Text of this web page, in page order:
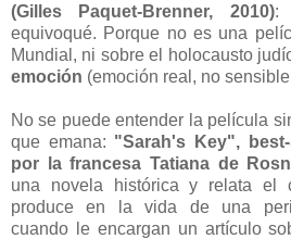
(Gilles Paquet-Brenner, 2010):
equivoqué. Porque no es una
Mundial, ni sobre el holocausto
emoción (emoción real, no
No se puede entender la película
que emana: "Sarah's Key",
por la francesa Tatiana de
una novela histórica y relata el
produce en la vida de una
cuando le encargan un artículo